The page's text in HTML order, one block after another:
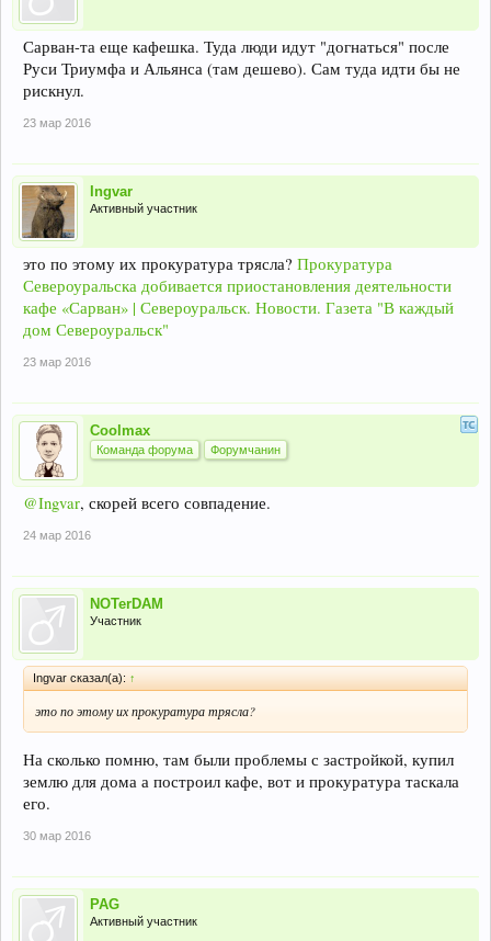
Сарван-та еще кафешка. Туда люди идут "догнаться" после
Руси Триумфа и Альянса (там дешево). Сам туда идти бы не
рискнул.
23 мар 2016
Ingvar
Активный участник
это по этому их прокуратура трясла? Прокуратура
Североуральска добивается приостановления деятельности
кафе «Сарван» | Североуральск. Новости. Газета "В каждый
дом Североуральск"
23 мар 2016
Coolmax
Команда форума Форумчанин
@Ingvar, скорей всего совпадение.
24 мар 2016
NOTerDAM
Участник
Ingvar сказал(а): ↑
это по этому их прокуратура трясла?
На сколько помню, там были проблемы с застройкой, купил
землю для дома а построил кафе, вот и прокуратура таскала
его.
30 мар 2016
PAG
Активный участник